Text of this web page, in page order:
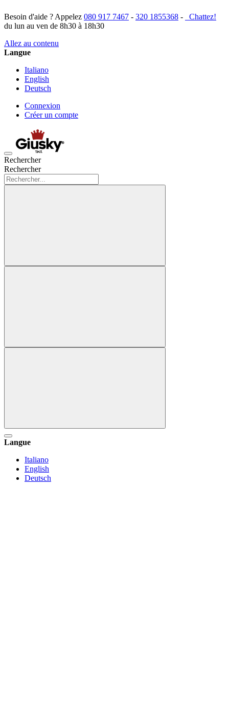
Besoin d'aide ? Appelez 080 917 7467 - 320 1855368 -
Chattez!
du lun au ven de 8h30 à 18h30
Allez au contenu
Langue
Italiano
English
Deutsch
Connexion
Créer un compte
Rechercher
Rechercher
Langue
Italiano
English
Deutsch